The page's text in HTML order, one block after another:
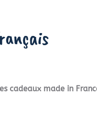
cadeaux made in